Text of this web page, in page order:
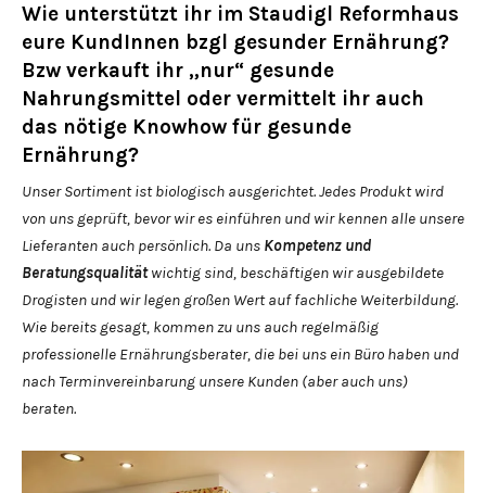
Wie unterstützt ihr im Staudigl Reformhaus
eure KundInnen bzgl gesunder Ernährung?
Bzw verkauft ihr „nur“ gesunde
Nahrungsmittel oder vermittelt ihr auch
das nötige Knowhow für gesunde
Ernährung?
Unser Sortiment ist biologisch ausgerichtet. Jedes Produkt wird
von uns geprüft, bevor wir es einführen und wir kennen alle unsere
Lieferanten auch persönlich. Da uns Kompetenz und
Beratungsqualitätwichtig sind, beschäftigen wir ausgebildete
Drogisten und wir legen großen Wert auf fachliche Weiterbildung.
Wie bereits gesagt, kommen zu uns auch regelmäßig
professionelle Ernährungsberater, die bei uns ein Büro haben und
nach Terminvereinbarung unsere Kunden (aber auch uns)
beraten.